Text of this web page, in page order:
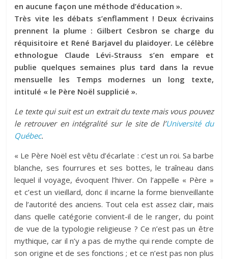
en aucune façon une méthode d’éducation ».
Très vite les débats s’enflamment ! Deux écrivains
prennent la plume : Gilbert Cesbron se charge du
réquisitoire et René Barjavel du plaidoyer. Le célèbre
ethnologue Claude Lévi-Strauss s’en empare et
publie quelques semaines plus tard dans la revue
mensuelle les Temps modernes un long texte,
intitulé « le Père Noël supplicié ».
Le texte qui suit est un extrait du texte mais vous pouvez
le retrouver en intégralité sur le site de l’Université du
Québec.
« Le Père Noël est vêtu d’écarlate : c’est un roi. Sa barbe
blanche, ses fourrures et ses bottes, le traîneau dans
lequel il voyage, évoquent l’hiver. On l’appelle « Père »
et c’est un vieillard, donc il incarne la forme bienveillante
de l’autorité des anciens. Tout cela est assez clair, mais
dans quelle catégorie convient-il de le ranger, du point
de vue de la typologie religieuse ? Ce n’est pas un être
mythique, car il n’y a pas de mythe qui rende compte de
son origine et de ses fonctions ; et ce n’est pas non plus